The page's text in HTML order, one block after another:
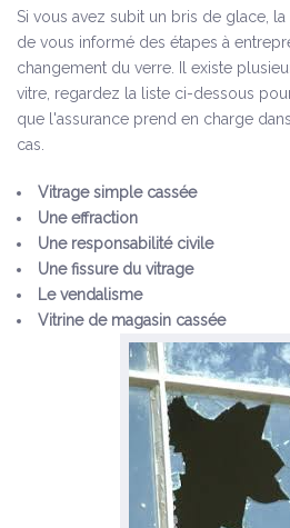
Si vous avez subit un bris de glace,
de vous informé des étapes à
changement du verre. Il existe
vitre, regardez la liste ci-dessous
que l'assurance prend en charge
cas.
Vitrage simple cassée
Une effraction
Une responsabilité civile
Une fissure du vitrage
Le vendalisme
Vitrine de magasin cassée